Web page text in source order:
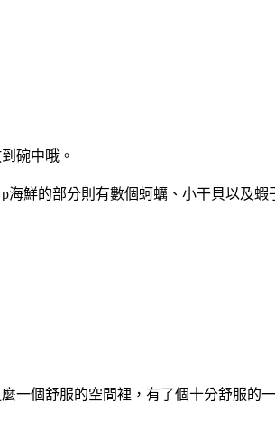
碗中哦。
鮮的部分則有數個蚵蠣、小干貝以及蝦
一個舒服的空間裡，有了個十分舒服的